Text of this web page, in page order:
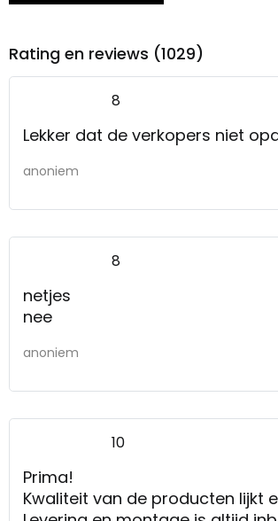
Rating en reviews (1029)
8
Lekker dat de verkopers niet
anoniem
8
netjes
nee
anoniem
10
Prima!
Kwaliteit van de producten lijkt